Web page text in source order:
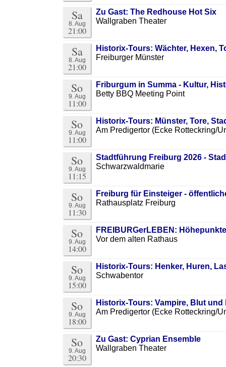
Sa
8. Aug
21:00
Zu Gast: The Redhouse Hot Six
Wallgraben Theater
Sa
8. Aug
21:00
Historix-Tours: Wächter, Hexen,
Freiburger Münster
So
9. Aug
11:00
Friburgum in Summa - Kultur,
Betty BBQ Meeting Point
So
9. Aug
11:00
Historix-Tours: Münster, Tore,
Am Predigertor (Ecke Rotteckring/
So
9. Aug
11:15
Stadtführung Freiburg 2026 -
Schwarzwaldmarie
So
9. Aug
11:30
Freiburg für Einsteiger -
Rathausplatz Freiburg
So
9. Aug
14:00
FREIBURGerLEBEN:
Vor dem alten Rathaus
So
9. Aug
15:00
Historix-Tours: Henker, Huren,
Schwabentor
So
9. Aug
18:00
Historix-Tours: Vampire, Blut
Am Predigertor (Ecke Rotteckring/
So
9. Aug
20:30
Zu Gast: Cyprian Ensemble
Wallgraben Theater